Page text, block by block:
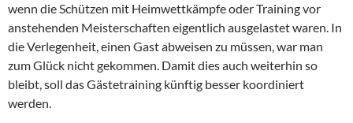
wenn die Schützen mit Heimwettkämpfe oder Training vor
anstehenden Meisterschaften eigentlich ausgelastet waren. In
die Verlegenheit, einen Gast abweisen zu müssen, war man
zum Glück nicht gekommen. Damit dies auch weiterhin so
bleibt, soll das Gästetraining künftig besser koordiniert
werden.